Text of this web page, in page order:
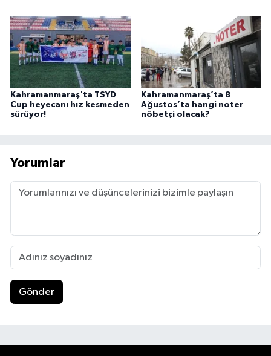
Kahramanmaraş'ta TSYD
Cup heyecanı hız kesmeden
sürüyor!
Kahramanmaraş’ta 8
Ağustos’ta hangi noter
nöbetçi olacak?
Yorumlar
Gönder